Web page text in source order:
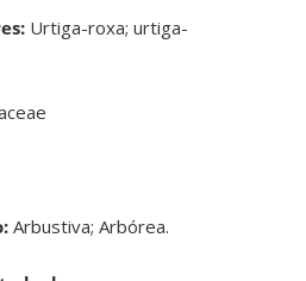
Urtiga-roxa; urtiga-
Arbustiva; Arbórea.